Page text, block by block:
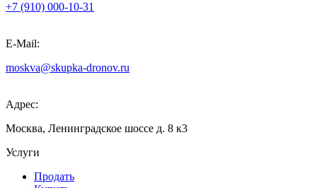
+7 (910) 000-10-31
E-Mail:
moskva@skupka-dronov.ru
Адрес:
Москва, Ленинградское шоссе д. 8 к3
Услуги
Продать